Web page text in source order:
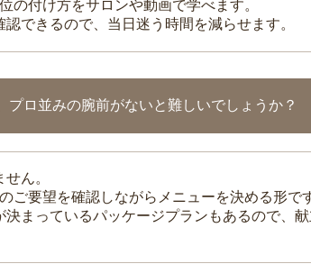
の付け方をサロンや動画で学べます。
できるので、当日迷う時間を減らせます。
プロ並みの腕前がないと難しいでしょうか？
ん。
要望を確認しながらメニューを決める形で
まっているパッケージプランもあるので、